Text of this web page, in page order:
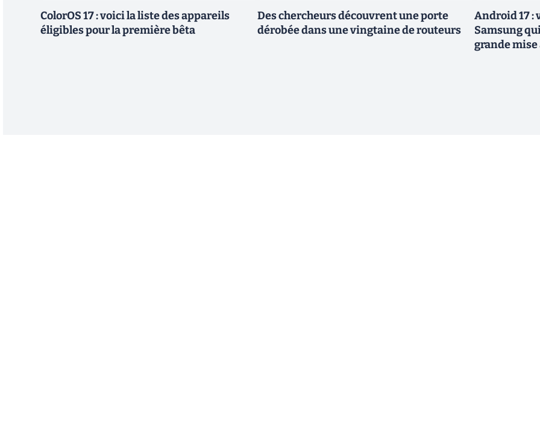
ColorOS 17 : voici la liste des appareils
éligibles pour la première bêta
Des chercheurs découvrent une porte
dérobée dans une vingtaine de routeurs
Android 17 :
Samsung
grande mise